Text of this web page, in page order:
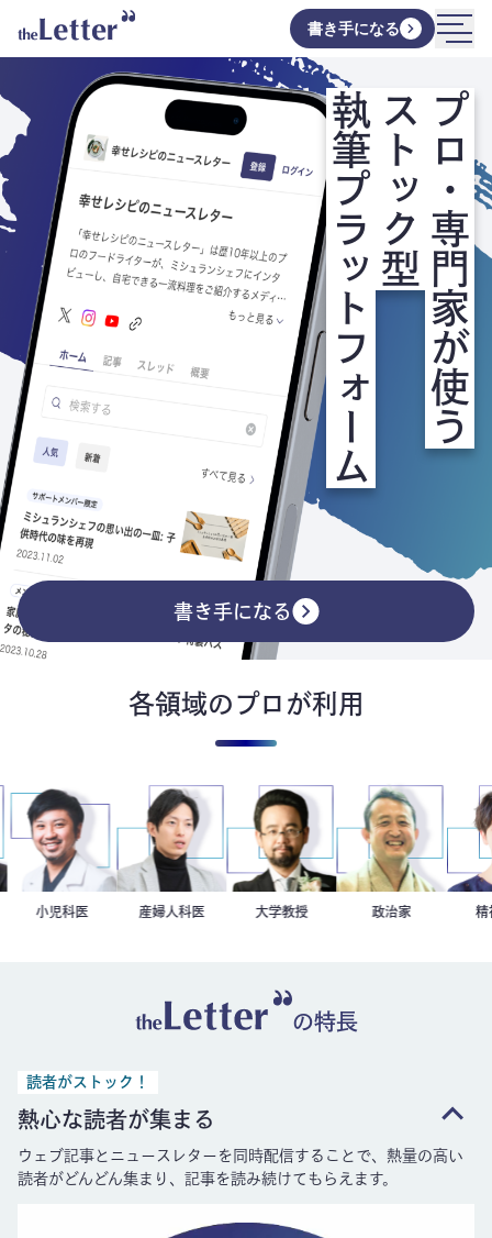
書き手になる
プロ・専門家が使う
ストック型
執筆プラットフォーム
書き手になる
各領域のプロが利用
今西洋介
小児科医 重見大介
産婦人科医 金谷一朗
大学教授 小坂英二
政治家
の特長
読者がストック！
熱心な読者が集まる
ウェブ記事とニュースレターを同時配信することで、熱量の高い
読者がどんどん集まり、記事を読み続けてもらえます。